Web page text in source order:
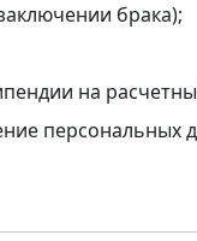
брака);
на